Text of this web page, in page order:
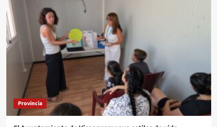
Provincia